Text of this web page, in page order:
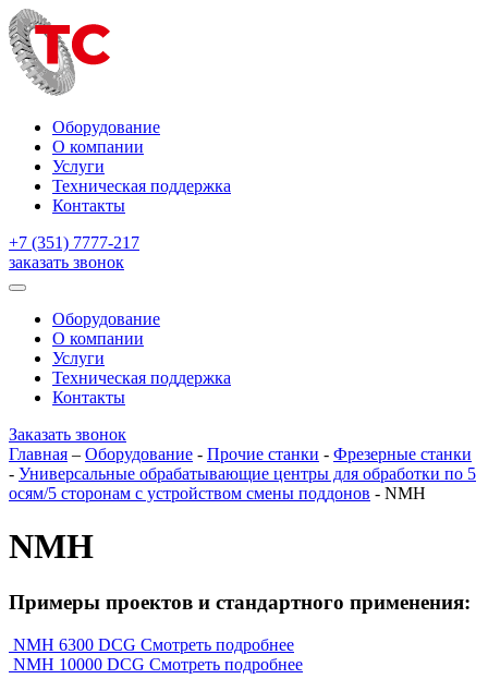
Оборудование
О компании
Услуги
Техническая поддержка
Контакты
+7 (351) 7777-217
заказать звонок
Оборудование
О компании
Услуги
Техническая поддержка
Контакты
Заказать звонок
Главная – Оборудование - Прочие станки - Фрезерные станки
- Универсальные обрабатывающие центры для обработки по 5
осям/5 сторонам с устройством смены поддонов - NMH
NMH
Примеры проектов и стандартного применения:
NMH 6300 DCG Смотреть подробнее
NMH 10000 DCG Смотреть подробнее